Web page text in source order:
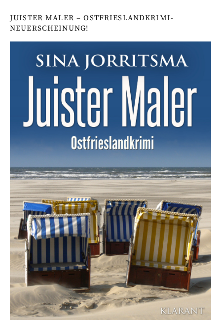
JUISTER MALER – OSTFRIESLANDKRIMI-
NEUERSCHEINUNG!